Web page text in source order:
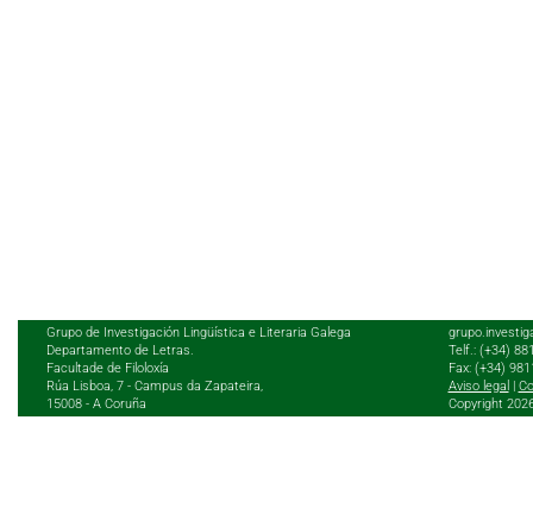
Grupo de Investigación Lingüística e Literaria Galega
Departamento de Letras.
Facultade de Filoloxía
Rúa Lisboa, 7 - Campus da Zapateira,
15008 - A Coruña
Telf.: (+34)
Fax: (+34)
Aviso legal |
Copyright